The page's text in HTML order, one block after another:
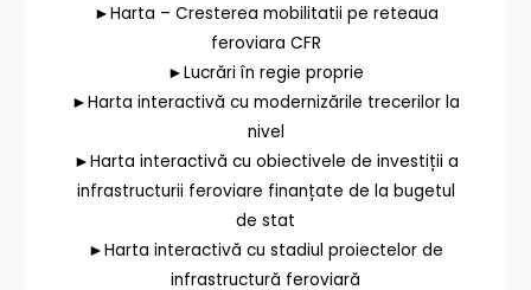
►Harta – Cresterea mobilitatii pe reteaua
feroviara CFR
►Lucrări în regie proprie
►Harta interactivă cu modernizările trecerilor la
nivel
►Harta interactivă cu obiectivele de investiții a
infrastructurii feroviare finanțate de la bugetul
de stat
►Harta interactivă cu stadiul proiectelor de
infrastructură feroviară